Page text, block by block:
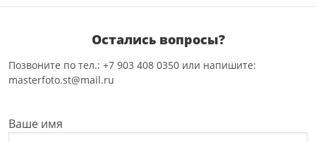
Остались вопросы?
Позвоните по тел.: +7 903 408 0350 или напишите:
masterfoto.st@mail.ru
Ваше имя